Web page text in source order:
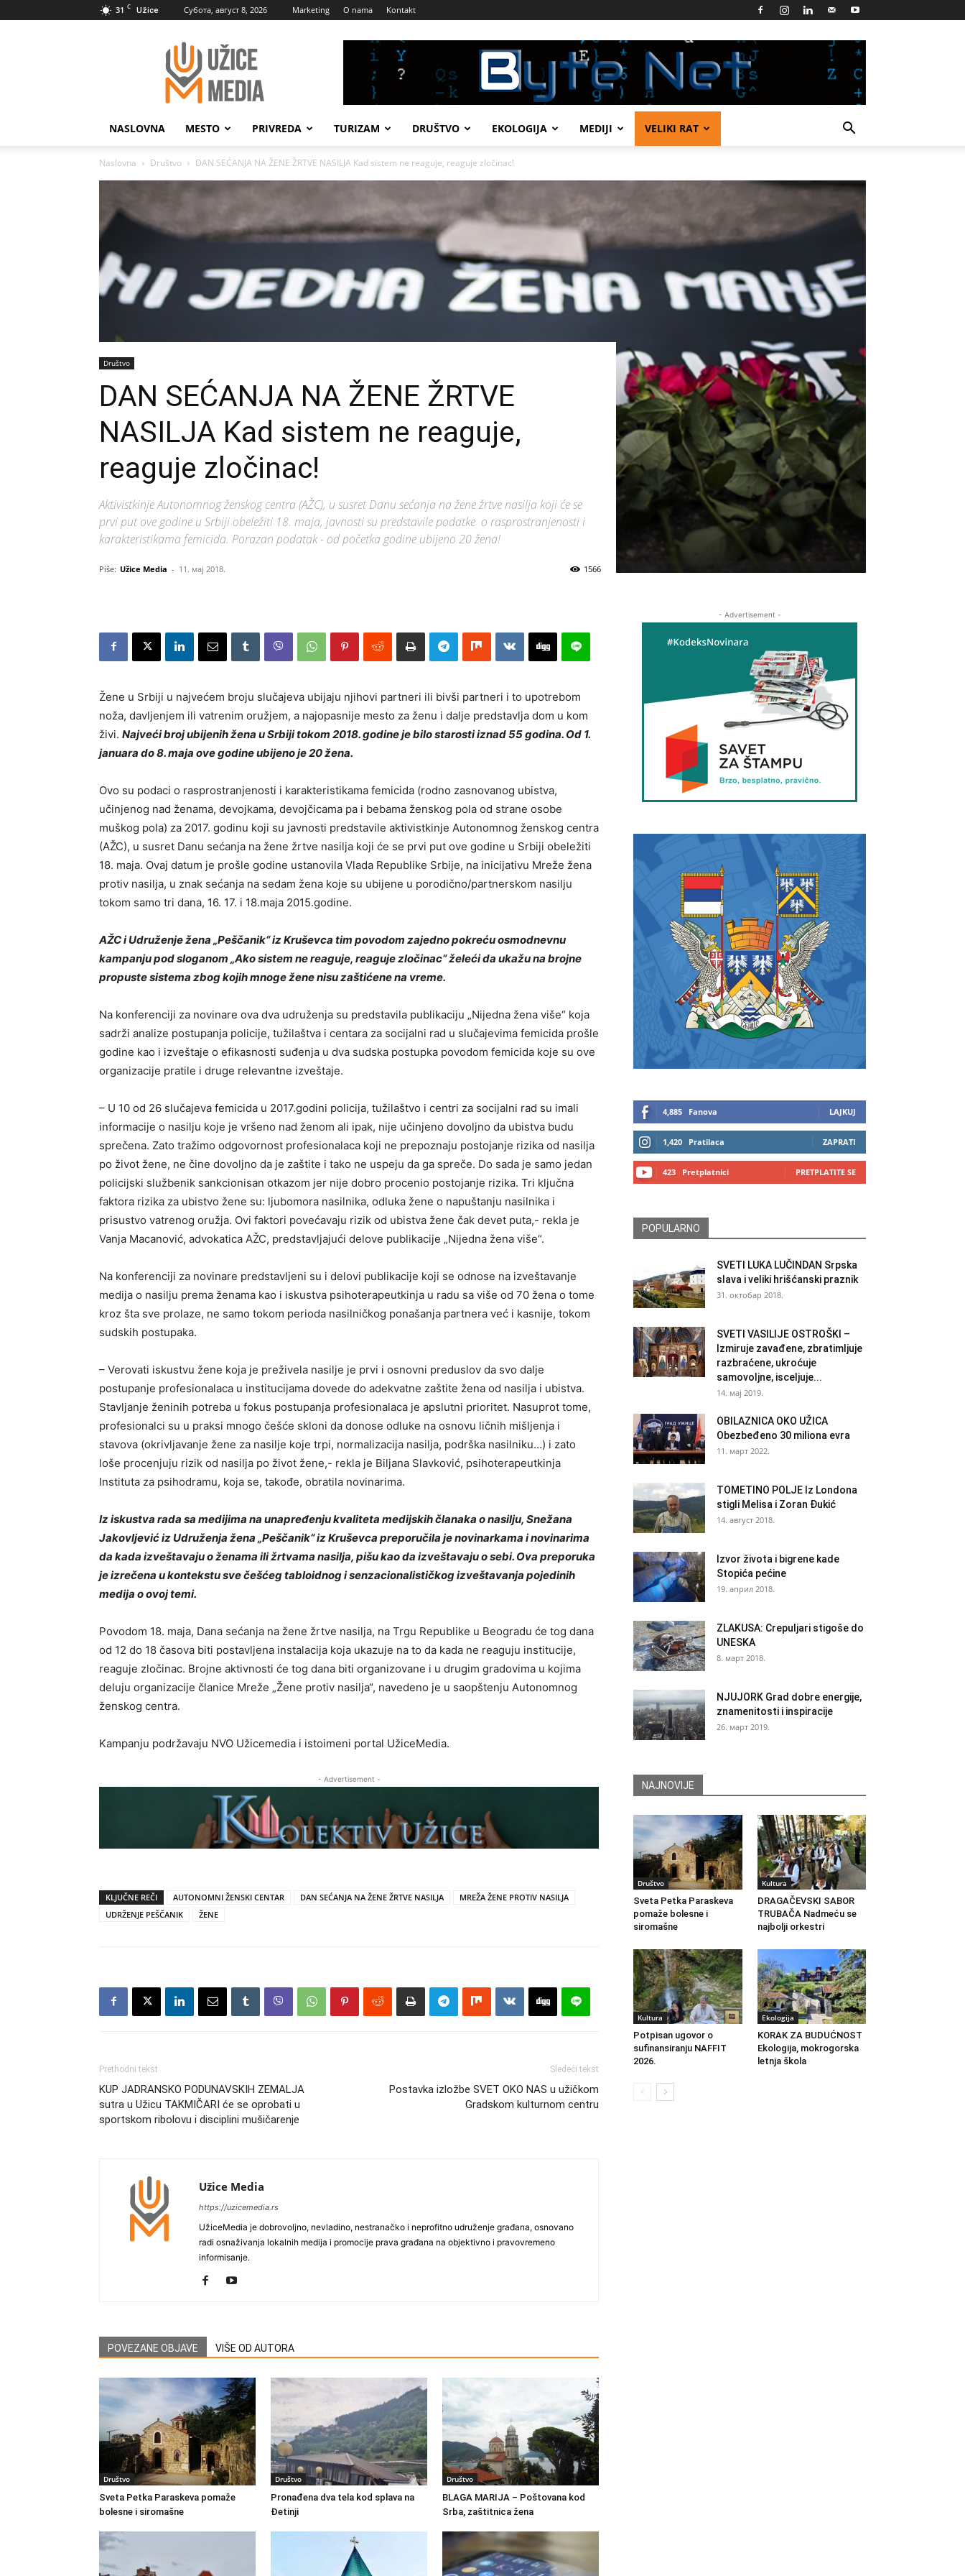
31 C Užice Субота, август 8, 2026 Marketing O nama Kontakt
UžiceMedia
NASLOVNA MESTO PRIVREDA TURIZAM DRUŠTVO EKOLOGIJA MEDIJI VELIKI RAT
Naslovna Društvo DAN SEĆANJA NA ŽENE ŽRTVE NASILJA Kad sistem ne reaguje, reaguje zločinac!
Društvo
DAN SEĆANJA NA ŽENE ŽRTVE
NASILJA Kad sistem ne reaguje,
reaguje zločinac!
Aktivistkinje Autonomnog ženskog centra (AŽC), u susret Danu sećanja na žene žrtve nasilja koji će se
prvi put ove godine u Srbiji obeležiti 18. maja, javnosti su predstavile podatke o rasprostranjenosti i
karakteristikama femicida. Porazan podatak - od početka godine ubijeno 20 žena!
Piše: Užice Media - 11. мај 2018. 1566
Žene u Srbiji u najvećem broju slučajeva ubijaju njihovi partneri ili bivši partneri i to upotrebom
noža, davljenjem ili vatrenim oružjem, a najopasnije mesto za ženu i dalje predstavlja dom u kom
živi. Najveći broj ubijenih žena u Srbiji tokom 2018. godine je bilo starosti iznad 55 godina. Od 1.
januara do 8. maja ove godine ubijeno je 20 žena.
Ovo su podaci o rasprostranjenosti i karakteristikama femicida (rodno zasnovanog ubistva,
učinjenog nad ženama, devojkama, devojčicama pa i bebama ženskog pola od strane osobe
muškog pola) za 2017. godinu koji su javnosti predstavile aktivistkinje Autonomnog ženskog centra
(AŽC), u susret Danu sećanja na žene žrtve nasilja koji će se prvi put ove godine u Srbiji obeležiti
18. maja. Ovaj datum je prošle godine ustanovila Vlada Republike Srbije, na inicijativu Mreže žena
protiv nasilja, u znak sećanja na sedam žena koje su ubijene u porodično/partnerskom nasilju
tokom samo tri dana, 16. 17. i 18.maja 2015.godine.
AŽC i Udruženje žena „Peščanik“ iz Kruševca tim povodom zajedno pokreću osmodnevnu
kampanju pod sloganom „Ako sistem ne reaguje, reaguje zločinac“ želeći da ukažu na brojne
propuste sistema zbog kojih mnoge žene nisu zaštićene na vreme.
Na konferenciji za novinare ova dva udruženja su predstavila publikaciju „Nijedna žena više“ koja
sadrži analize postupanja policije, tužilaštva i centara za socijalni rad u slučajevima femicida prošle
godine kao i izveštaje o efikasnosti suđenja u dva sudska postupka povodom femicida koje su ove
organizacije pratile i druge relevantne izveštaje.
– U 10 od 26 slučajeva femicida u 2017.godini policija, tužilaštvo i centri za socijalni rad su imali
informacije o nasilju koje je vršeno nad ženom ali ipak, nije učinjeno dovoljno da ubistva budu
sprečena. Zato tražimo odgovornost profesionalaca koji ne prepoznaju postojanje rizika od nasilja
po život žene, ne čine dovoljno da je zaštite i tako ne uspeju da ga spreče. Do sada je samo jedan
policijski službenik sankcionisan otkazom jer nije dobro procenio postojanje rizika. Tri ključna
faktora rizika za ubistvo žene su: ljubomora nasilnika, odluka žene o napuštanju nasilnika i
prisustvo vatrenog oružja. Ovi faktori povećavaju rizik od ubistva žene čak devet puta,- rekla je
Vanja Macanović, advokatica AŽC, predstavljajući delove publikacije „Nijedna žena više“.
Na konferenciji za novinare predstavljeni su i delovi publikacije koji se odnose na izveštavanje
medija o nasilju prema ženama kao i iskustva psihoterapeutkinja u radu sa više od 70 žena o tome
kroz šta sve prolaze, ne samo tokom perioda nasilničkog ponašanja partnera već i kasnije, tokom
sudskih postupaka.
– Verovati iskustvu žene koja je preživela nasilje je prvi i osnovni preduslov da svo dalje
postupanje profesionalaca u institucijama dovede do adekvatne zaštite žena od nasilja i ubistva.
Stavljanje ženinih potreba u fokus postupanja profesionalaca je apslutni prioritet. Nasuprot tome,
profesionalci su u praksi mnogo češće skloni da donose odluke na osnovu ličnih mišljenja i
stavova (okrivljavanje žene za nasilje koje trpi, normalizacija nasilja, podrška nasilniku…) i zato
loše procenjuju rizik od nasilja po život žene,- rekla je Biljana Slavković, psihoterapeutkinja
Instituta za psihodramu, koja se, takođe, obratila novinarima.
Iz iskustva rada sa medijima na unapređenju kvaliteta medijskih članaka o nasilju, Snežana
Jakovljević iz Udruženja žena „Peščanik“ iz Kruševca preporučila je novinarkama i novinarima
da kada izveštavaju o ženama ili žrtvama nasilja, pišu kao da izveštavaju o sebi. Ova preporuka
je izrečena u kontekstu sve češćeg tabloidnog i senzacionalističkog izveštavanja pojedinih
medija o ovoj temi.
Povodom 18. maja, Dana sećanja na žene žrtve nasilja, na Trgu Republike u Beogradu će tog dana
od 12 do 18 časova biti postavljena instalacija koja ukazuje na to da kada ne reaguju institucije,
reaguje zločinac. Brojne aktivnosti će tog dana biti organizovane i u drugim gradovima u kojima
deluju organizacije članice Mreže „Žene protiv nasilja“, navedeno je u saopštenju Autonomnog
ženskog centra.
Kampanju podržavaju NVO Užicemedia i istoimeni portal UžiceMedia.
- Advertisement -
KLJUČNE REČI AUTONOMNI ŽENSKI CENTAR DAN SEĆANJA NA ŽENE ŽRTVE NASILJA
MREŽA ŽENE PROTIV NASILJA
UDRŽENJE PEŠČANIK
ŽENE
Prethodni tekst
KUP JADRANSKO PODUNAVSKIH ZEMALJA
sutra u Užicu TAKMIČARI će se oprobati u
sportskom ribolovu i disciplini mušičarenje
Sledeći tekst
Postavka izložbe SVET OKO NAS u užičkom
Gradskom kulturnom centru
Užice Media
https://uzicemedia.rs
UžiceMedia je dobrovoljno, nevladino, nestranačko i neprofitno udruženje građana, osnovano
radi osnaživanja lokalnih medija i promocije prava građana na objektivno i pravovremeno
informisanje.
POVEZANE OBJAVE VIŠE OD AUTORA
Društvo
Sveta Petka Paraskeva pomaže
bolesne i siromašne
Društvo
Pronađena dva tela kod splava na
Đetinji
Društvo
BLAGA MARIJA – Poštovana kod
Srba, zaštitnica žena
- Advertisement -
4,885 Fanova LAJKUJ
1,420 Pratilaca ZAPRATI
423 Pretplatnici PRETPLATITE SE
POPULARNO
SVETI LUKA LUČINDAN Srpska
slava i veliki hrišćanski praznik
31. октобар 2018.
SVETI VASILIJE OSTROŠKI –
Izmiruje zavađene, zbratimljuje
razbraćene, ukroćuje
samovoljne, isceljuje...
14. мај 2019.
OBILAZNICA OKO UŽICA
Obezbeđeno 30 miliona evra
11. март 2022.
TOMETINO POLJE Iz Londona
stigli Melisa i Zoran Đukić
14. август 2018.
Izvor života i bigrene kade
Stopića pećine
19. април 2018.
ZLAKUSA: Crepuljari stigoše do
UNESKA
8. март 2018.
NJUJORK Grad dobre energije,
znamenitosti i inspiracije
26. март 2019.
NAJNOVIJE
Društvo
Sveta Petka Paraskeva
pomaže bolesne i
siromašne
Kultura
DRAGAČEVSKI SABOR
TRUBAČA Nadmeću se
najbolji orkestri
Kultura
Potpisan ugovor o
sufinansiranju NAFFIT
2026.
Ekologija
KORAK ZA BUDUĆNOST
Ekologija, mokrogorska
letnja škola